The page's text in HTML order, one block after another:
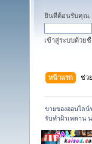
ยินดีต้อนรับคุณ,
เข้าสู่ระบบด้วย
หน้าแรก ช่ว
ขายของออนไล
รับทำฝ้าเพดาน